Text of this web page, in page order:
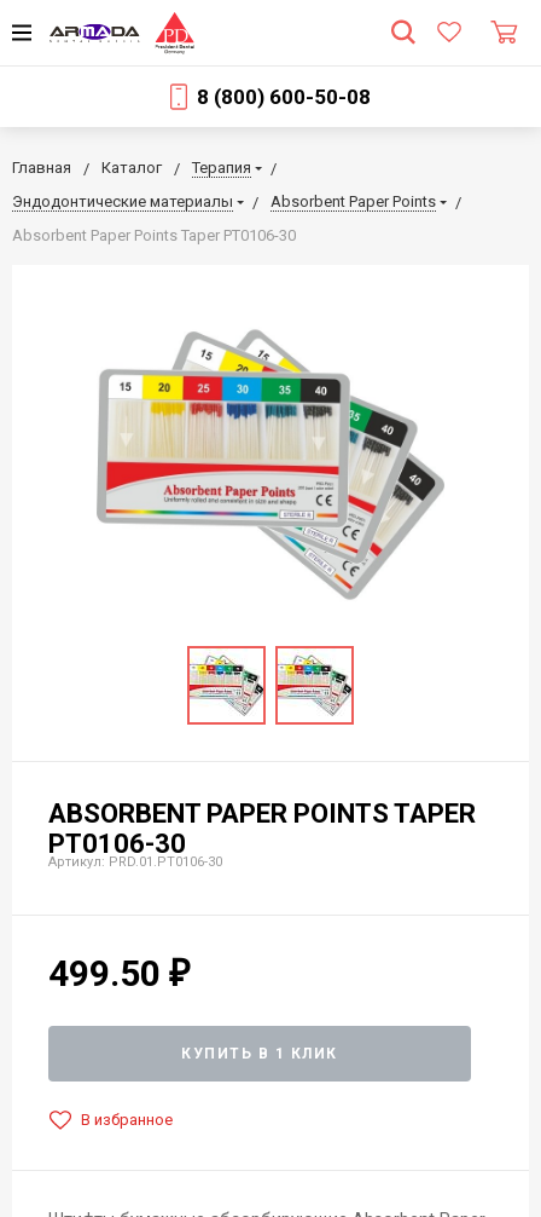
8 (800) 600-50-08
Главная Каталог
Терапия
Эндодонтические материалы
Absorbent Paper Points
Absorbent Paper Points Taper PT0106-30
ABSORBENT PAPER POINTS TAPER
PT0106-30
Артикул: PRD.01.РТ0106-30
499.50
КУПИТЬ В 1 КЛИК
В избранное